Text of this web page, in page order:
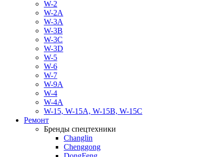
W-2
W-2A
W-3A
W-3B
W-3C
W-3D
W-5
W-6
W-7
W-9A
W-4
W-4A
W-15, W-15A, W-15B, W-15C
Ремонт
Бренды спецтехники
Changlin
Chenggong